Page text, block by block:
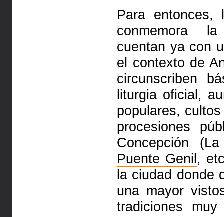
Para
conmemora
cuentan ya con
el contexto de
circunscriben
liturgia oficial,
populares,
procesiones
Concepción
Puente Genil,
la ciudad donde
una mayor
tradiciones